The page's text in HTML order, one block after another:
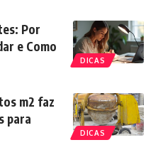
DICAS
Por
e Como
DICAS
m2 faz
para